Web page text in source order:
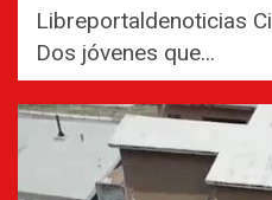
Libreportaldenoticias
Dos jóvenes que...